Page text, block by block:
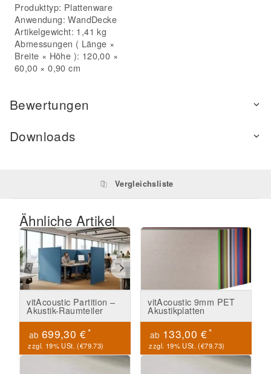
Produkttyp: Plattenware
Anwendung:WandDecke
Artikelgewicht: 1,41 kg
Abmessungen ( Länge ×
Breite × Höhe ): 120,00 ×
60,00 × 0,90 cm
Bewertungen
Downloads
Vergleichsliste
Ähnliche Artikel
vitAcoustic Partition –
Akustik-Raumteiler
ab 699,30 €*
zzgl. 19% USt. (€79.73)
vitAcoustic 9mm PET
Akustikplatten
ab 133,00 €*
zzgl. 19% USt. (€79.73)